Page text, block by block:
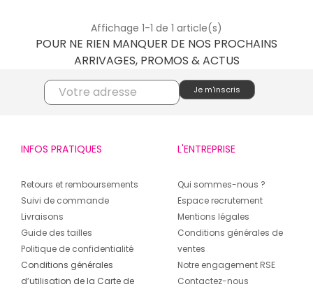
Affichage 1-1 de 1 article(s)
POUR NE RIEN MANQUER DE NOS PROCHAINS
ARRIVAGES, PROMOS & ACTUS
INFOS PRATIQUES
Retours et remboursements
Suivi de commande
Livraisons
Guide des tailles
Politique de confidentialité
Conditions générales
d’utilisation de la Carte de
L'ENTREPRISE
Qui sommes-nous ?
Espace recrutement
Mentions légales
Conditions générales de
ventes
Notre engagement RSE
Contactez-nous